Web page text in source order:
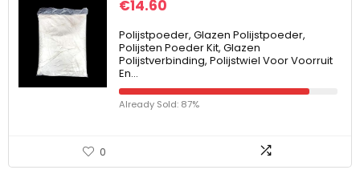
€14.60
Polijstpoeder, Glazen Polijstpoeder,
Polijsten Poeder Kit, Glazen
Polijstverbinding, Polijstwiel Voor Voorruit
En…
Already Sold: 87%
0